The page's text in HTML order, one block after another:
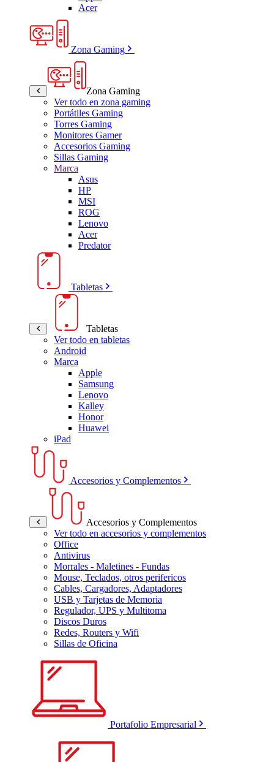
Acer
Zona Gaming
Zona Gaming
Ver todo en zona gaming
Portátiles Gaming
Torres Gaming
Monitores Gamer
Accesorios Gaming
Sillas Gaming
Marca
Asus
HP
MSI
ROG
Lenovo
Acer
Predator
Tabletas
Tabletas
Ver todo en tabletas
Android
Marca
Apple
Samsung
Lenovo
Kalley
Honor
Huawei
iPad
Accesorios y Complementos
Accesorios y Complementos
Ver todo en accesorios y complementos
Office
Antivirus
Morrales - Maletines - Fundas
Mouse, Teclados, otros perifericos
Cables, Cargadores, Adaptadores
USB y Tarjetas de Memoria
Regulador, UPS y Multitoma
Discos Duros
Redes, Routers y Wifi
Sillas de Oficina
Portafolio Empresarial